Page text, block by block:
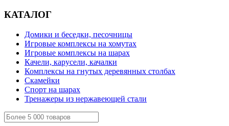
КАТАЛОГ
Домики и беседки, песочницы
Игровые комплексы на хомутах
Игровые комплексы на шарах
Качели, карусели, качалки
Комплексы на гнутых деревянных столбах
Скамейки
Спорт на шарах
Тренажеры из нержавеющей стали